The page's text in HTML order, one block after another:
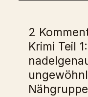
2
Krimi Teil